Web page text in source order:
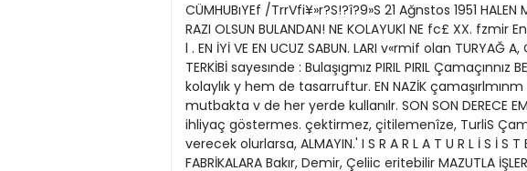
Cumhuriyet Ankara
Cumhuriyet Büyük
Taaruz
Cumhuriyet
Cumartesi
Cumhuriyet Çevre
2013
2012
2011
2010
2009
CÜMHUBıYEf /TrrVfi¥»r?S!?î?9»S 21 Ağnstos 1951 HALEN
RAZI OLSUN BULANDAN! NE KOLAYUKl NE fc£ XX.
l . EN İYİ VE EN UCUZ SABUN. LARI v«rmif olan TURYAĞ
TERKİBİ sayesınde : Bulaşıgmız PIRIL PIRIL
kolaylık y hem de tasarruftur. EN NAZİK
mutbakta v de her yerde kullanılr. SON SON DERECE
ihliyaç göstermes. çektirmez, çitilemenîze, TurliS
verecek olurlarsa, ALMAYIN.' I S R A R L A T U R L İ S İ S T
FABRİKALARA Bakır, Demir, Çeliic eritebilir MAZUTLA